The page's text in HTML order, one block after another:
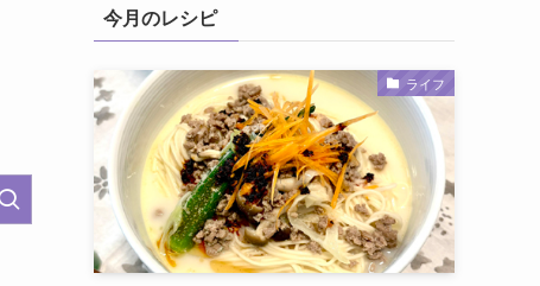
今月のレシピ
ライフ